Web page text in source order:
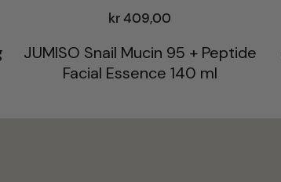
JUMISO Snail Mucin 95 + Peptide
Facial Essence 140 ml
kr409,00